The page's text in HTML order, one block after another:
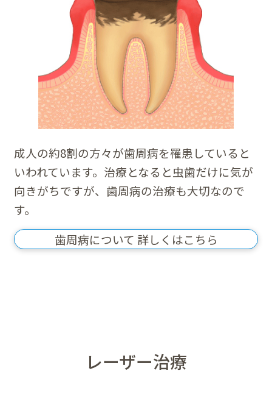
成人の約8割の方々が歯周病を罹患していると
いわれています。治療となると虫歯だけに気が
向きがちですが、歯周病の治療も大切なので
す。
歯周病について 詳しくはこちら
レーザー治療